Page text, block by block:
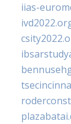
iias-